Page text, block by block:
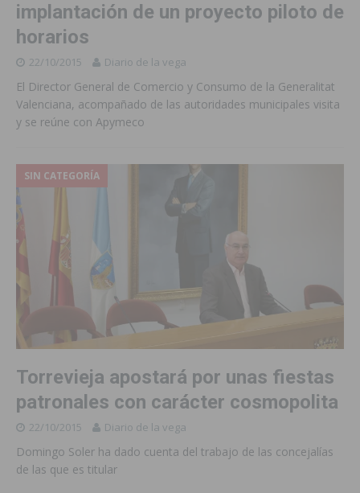
implantación de un proyecto piloto de
horarios
22/10/2015 Diario de la vega
El Director General de Comercio y Consumo de la Generalitat
Valenciana, acompañado de las autoridades municipales visita
y se reúne con Apymeco
SIN CATEGORÍA
Torrevieja apostará por unas fiestas
patronales con carácter cosmopolita
22/10/2015 Diario de la vega
Domingo Soler ha dado cuenta del trabajo de las concejalías
de las que es titular